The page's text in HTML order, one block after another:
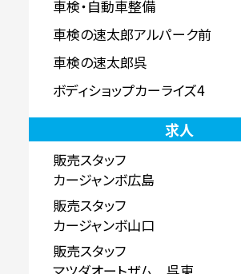
車検・自動車整備
車検の速太郎アルパーク前
車検の速太郎呉
ボディショップカーライズ4
求人
販売スタッフ
カージャンボ広島
販売スタッフ
カージャンボ山口
販売スタッフ